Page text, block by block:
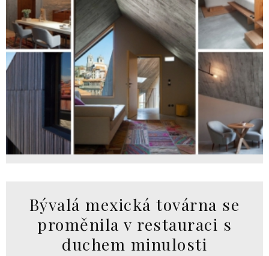
Bývalá mexická továrna se
proměnila v restauraci s
duchem minulosti